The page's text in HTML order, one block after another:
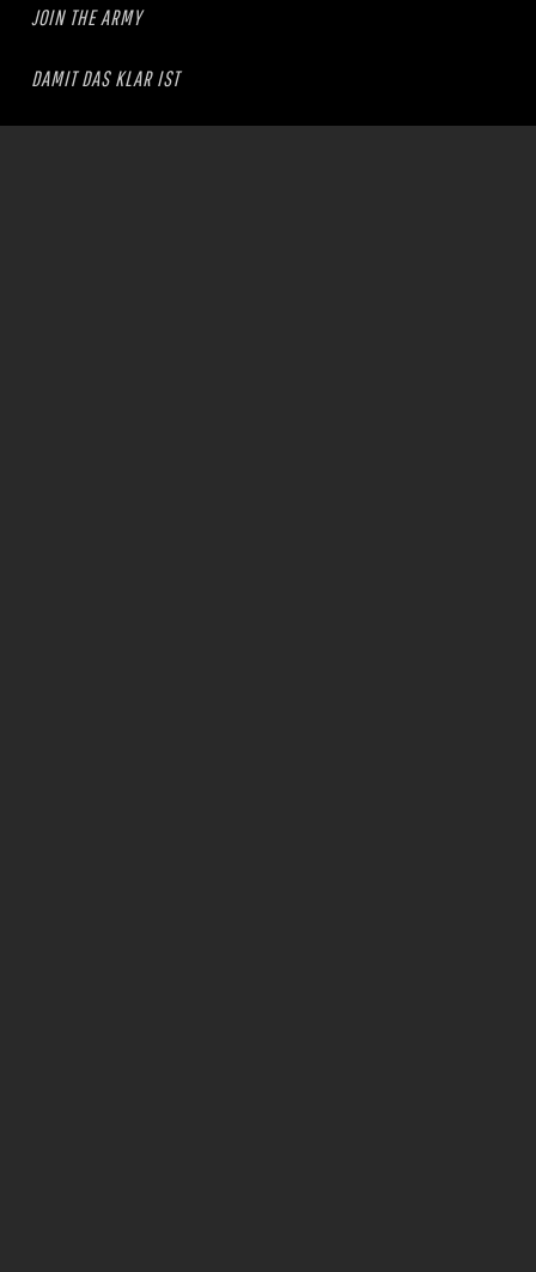
JOIN THE ARMY
DAMIT DAS KLAR IST